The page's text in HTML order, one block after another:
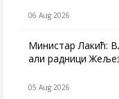
06 Aug 2026
Министар Лакић:
али радници
05 Aug 2026